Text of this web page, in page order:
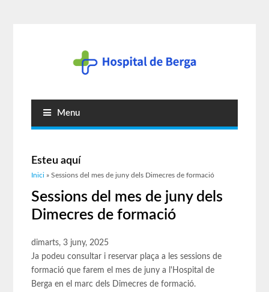
Menu
Esteu aquí
Inici » Sessions del mes de juny dels Dimecres de formació
Sessions del mes de juny dels
Dimecres de formació
dimarts, 3 juny, 2025
Ja podeu consultar i reservar plaça a les sessions de
formació que farem el mes de juny a l'Hospital de
Berga en el marc dels Dimecres de formació.